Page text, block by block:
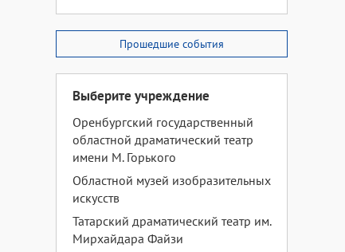
Прошедшие события
Выберите учреждение
Оренбургский государственный
областной драматический театр
имени М. Горького
Областной музей изобразительных
искусств
Татарский драматический театр им.
Мирхайдара Файзи